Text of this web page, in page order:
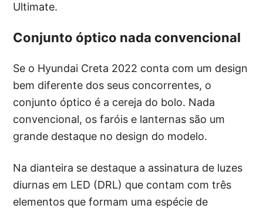
Ultimate.
Conjunto óptico nada convencional
Se o Hyundai Creta 2022 conta com um design
bem diferente dos seus concorrentes, o
conjunto óptico é a cereja do bolo. Nada
convencional, os faróis e lanternas são um
grande destaque no design do modelo.
Na dianteira se destaque a assinatura de luzes
diurnas em LED (DRL) que contam com três
elementos que formam uma espécie de